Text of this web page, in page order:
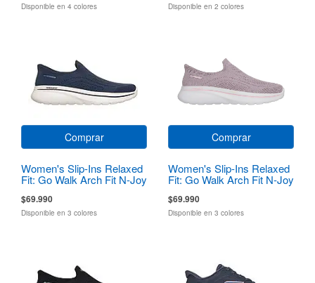
Disponible en 4 colores Disponible en 2 colores
Comprar
Women's Slip-Ins Relaxed
Fit: Go Walk Arch Fit N-Joy
$69.990
Disponible en 3 colores
Comprar
Women's Slip-Ins Relaxed
Fit: Go Walk Arch Fit N-Joy
$69.990
Disponible en 3 colores